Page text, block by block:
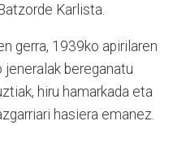
Karlista.
gerra, 1939ko apirilaren
bereganatu
hiru hamarkada eta
hasiera emanez.